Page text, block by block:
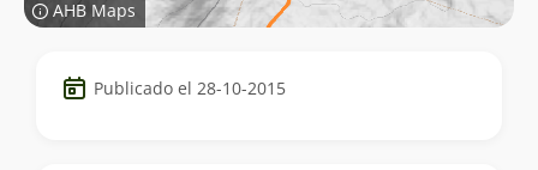
AHB Maps
Datos
del Publicado el 28-10-2015